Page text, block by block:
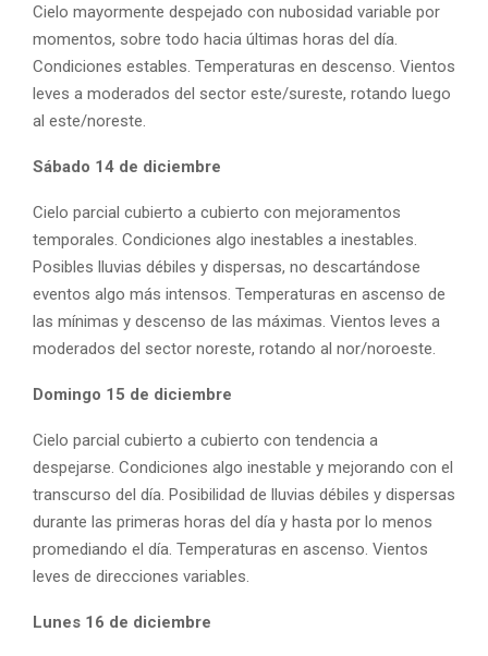
Cielo mayormente despejado con nubosidad variable por
momentos, sobre todo hacia últimas horas del día.
Condiciones estables. Temperaturas en descenso. Vientos
leves a moderados del sector este/sureste, rotando luego
al este/noreste.
Sábado 14 de diciembre
Cielo parcial cubierto a cubierto con mejoramentos
temporales. Condiciones algo inestables a inestables.
Posibles lluvias débiles y dispersas, no descartándose
eventos algo más intensos. Temperaturas en ascenso de
las mínimas y descenso de las máximas. Vientos leves a
moderados del sector noreste, rotando al nor/noroeste.
Domingo 15 de diciembre
Cielo parcial cubierto a cubierto con tendencia a
despejarse. Condiciones algo inestable y mejorando con el
transcurso del día. Posibilidad de lluvias débiles y dispersas
durante las primeras horas del día y hasta por lo menos
promediando el día. Temperaturas en ascenso. Vientos
leves de direcciones variables.
Lunes 16 de diciembre